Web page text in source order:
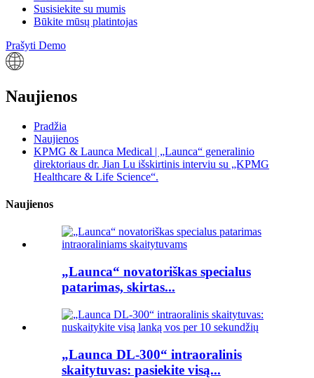
Susisiekite su mumis
Būkite mūsų platintojas
Prašyti Demo
Naujienos
Pradžia
Naujienos
KPMG & Launca Medical | „Launca“ generalinio
direktoriaus dr. Jian Lu išskirtinis interviu su „KPMG
Healthcare & Life Science“.
Naujienos
„Launca“ novatoriškas specialus
patarimas, skirtas...
„Launca DL-300“ intraoralinis
skaitytuvas: pasiekite visą...